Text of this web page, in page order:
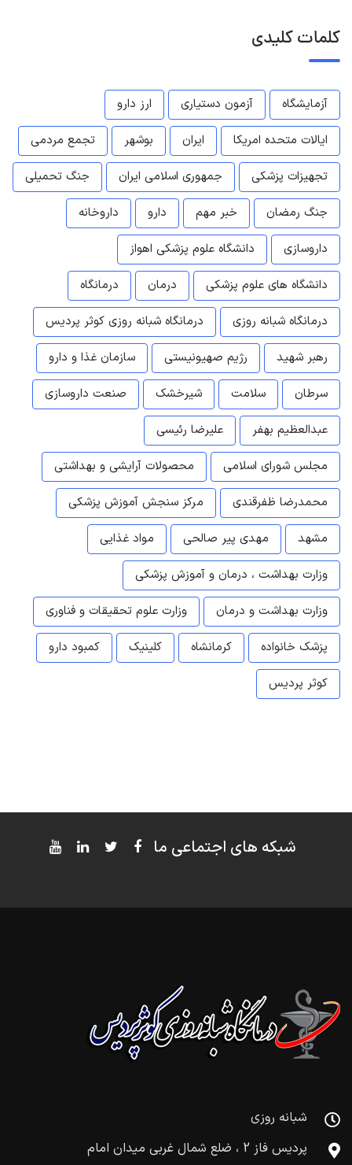
کلمات کلیدی
آزمایشگاه آزمون دستیاری
ارز دارو
ایالات متحده امریکا
ایران بوشهر
تجمع مردمی
تجهیزات پزشکی
جمهوری اسلامی ایران
جنگ تحمیلی
جنگ رمضان
خبر مهم دارو
داروخانه
داروسازی
دانشگاه علوم پزشکی اهواز
دانشگاه های علوم پزشکی
درمان
درمانگاه
درمانگاه شبانه روزی
درمانگاه شبانه روزی کوثر پردیس
رهبر شهید
رژیم صهیونیستی
سازمان غذا و دارو
سرطان
سلامت شیرخشک
صنعت داروسازی
عبدالعظیم بهفر
علیرضا رئیسی
مجلس شورای اسلامی
محصولات آرایشی و بهداشتی
محمدرضا ظفرقندی
مرکز سنجش آموزش پزشکی
مشهد
مهدی پیر صالحی
مواد غذایی
وزارت بهداشت ، درمان و آموزش پزشکی
وزارت بهداشت و درمان
وزارت علوم تحقیقات و فناوری
پزشک خانواده
کرمانشاه کلینیک
کمبود دارو
کوثر پردیس
شبکه های اجتماعی ما
شبانه روزی
پردیس فاز 2 ، ضلع شمال غربی میدان امام